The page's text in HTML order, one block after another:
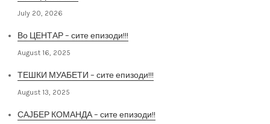
July 20, 2026
Во ЦЕНТАР – сите епизоди!!!
August 16, 2025
ТЕШКИ МУАБЕТИ – сите епизоди!!!
August 13, 2025
САЈБЕР КОМАНДА – сите епизоди!!